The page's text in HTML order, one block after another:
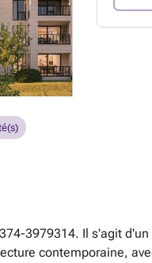
3979314. Il s'agit
contemporaine,